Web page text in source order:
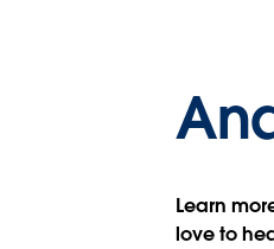
Learn
love to